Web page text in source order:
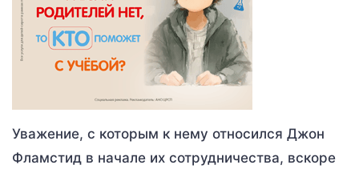
Уважение, с которым к нему относился Джон
Фламстид в начале их сотрудничества, вскоре